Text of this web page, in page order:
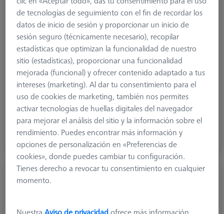
Contrapeso
Contrapesos para un mejor equilibrio de sus sistemas de
palpadores.
de tecnologías de seguimiento con el fin de recordar los
datos de inicio de sesión y proporcionar un inicio de
sesión seguro (técnicamente necesario), recopilar
estadísticas que optimizan la funcionalidad de nuestro
sitio (estadísticas), proporcionar una funcionalidad
mejorada (funcional) y ofrecer contenido adaptado a tus
intereses (marketing). Al dar tu consentimiento para el
uso de cookies de marketing, también nos permites
activar tecnologías de huellas digitales del navegador
para mejorar el análisis del sitio y la información sobre el
rendimiento. Puedes encontrar más información y
opciones de personalización en «Preferencias de
cookies», donde puedes cambiar tu configuración.
Tienes derecho a revocar tu consentimiento en cualquier
momento.